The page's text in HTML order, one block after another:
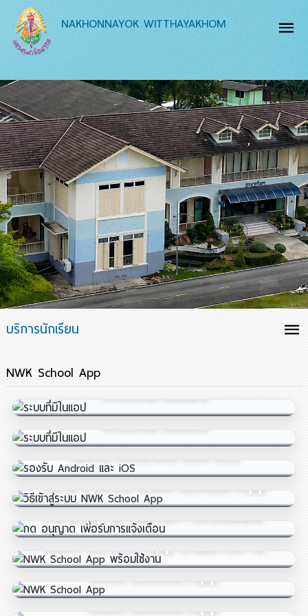
NAKHONNAYOK WITTHAYAKHOM
บริการนักเรียน
NWK School App